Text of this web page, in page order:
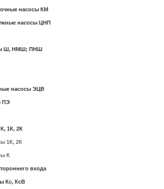
насосы КМ
насосы ЦНП
Ш, НМШ; ПНШ
насосы ЭЦВ
ПЭ
1К, 2К
1К, 2К
К
входа
Кс, КсВ